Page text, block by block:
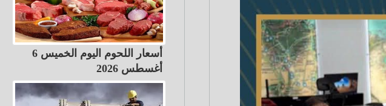
أسعار اللحوم اليوم الخميس 6
أغسطس 2026